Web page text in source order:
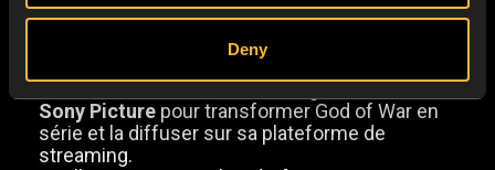
Deny
Effect, Amazon semble ne pas vouloir s'arrêter
en si bon chemin. Il n'y a a pas beaucoup
d'informations à l'heure actuelle mais Amazon
Prime Video semble être en négociation avec
Sony Picture pour transformer God of War en
série et la diffuser sur sa plateforme de
streaming.